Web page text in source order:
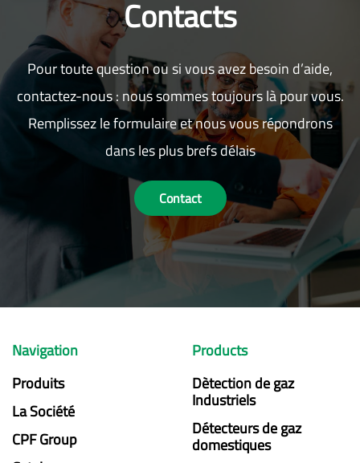
Contacts
Pour toute question ou si vous avez besoin d’aide,
contactez-nous : nous sommes toujours là pour vous.
Remplissez le formulaire et nous vous répondrons
dans les plus brefs délais
Contact
Navigation
Produits
La Société
CPF Group
Products
Dètection de gaz
Industriels
Détecteurs de gaz
domestiques